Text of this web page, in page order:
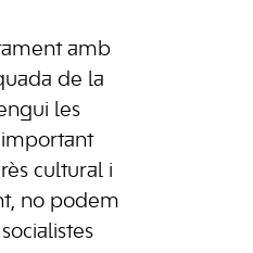
amb
de la
les
important
cultural i
no podem